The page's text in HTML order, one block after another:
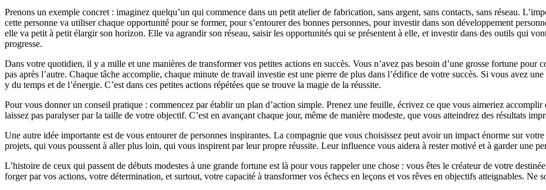
Prenons un exemple concret : imaginez quelqu’un qui commence dans un petit atelier de fabrication, sans argent, sans contacts, sans réseau.
cette personne va utiliser chaque opportunité pour se former, pour s’entourer des bonnes personnes, pour investir dans son développement
elle va petit à petit élargir son horizon. Elle va agrandir son réseau, saisir les opportunités qui se présentent à elle, et investir dans des outils qui
progresse.
Dans votre quotidien, il y a mille et une manières de transformer vos petites actions en succès. Vous n’avez pas besoin d’une grosse fortune pour
pas après l’autre. Chaque tâche accomplie, chaque minute de travail investie est une pierre de plus dans l’édifice de votre succès. Si vous avez
y du temps et de l’énergie. C’est dans ces petites actions répétées que se trouve la magie de la réussite.
Pour vous donner un conseil pratique : commencez par établir un plan d’action simple. Prenez une feuille, écrivez ce que vous aimeriez
laissez pas paralyser par la taille de votre objectif. C’est en avançant chaque jour, même de manière modeste, que vous atteindrez des résultats
Une autre idée importante est de vous entourer de personnes inspirantes. La compagnie que vous choisissez peut avoir un impact énorme sur
projets, qui vous poussent à aller plus loin, qui vous inspirent par leur propre réussite. Leur influence vous aidera à rester motivé et à garder une
L’histoire de ceux qui passent de débuts modestes à une grande fortune est là pour vous rappeler une chose : vous êtes le créateur de votre
forger par vos actions, votre détermination, et surtout, votre capacité à transformer vos échecs en leçons et vos rêves en objectifs atteignables. Ne